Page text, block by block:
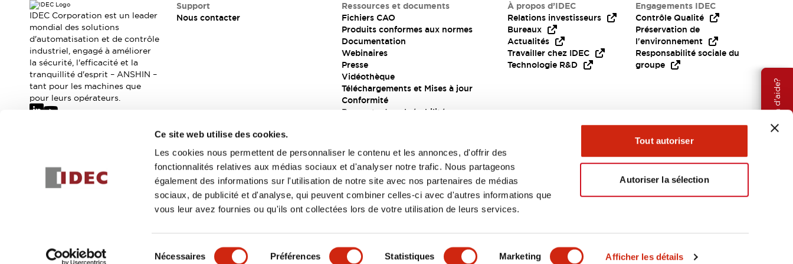
Ce site web utilise des cookies.
Les cookies nous permettent de personnaliser le contenu et les annonces, d'offrir des
fonctionnalités relatives aux médias sociaux et d'analyser notre trafic. Nous partageons
également des informations sur l'utilisation de notre site avec nos partenaires de médias
sociaux, de publicité et d'analyse, qui peuvent combiner celles-ci avec d'autres informations que
vous leur avez fournies ou qu'ils ont collectées lors de votre utilisation de leurs services.
Nécessaires Préférences Statistiques Marketing Afficher les détails
Tout autoriser
Autoriser la sélection
Où acheter
Distributeurs en ligne
Besoin d'aide?
DÉTAILS DU PRODUIT CARACTÉRISTIQUES CLÉS SPÉCIFICATIONS DOCUMENTS ET FICHIERS
IDEC Corporation est un leader
mondial des solutions
d'automatisation et de contrôle
industriel, engagé à améliorer
la sécurité, l'efficacité et la
tranquillité d'esprit – ANSHIN –
tant pour les machines que
pour leurs opérateurs.
Support
Nous contacter
Ressources et documents
Fichiers CAO
Produits conformes aux normes
Documentation
Webinaires
Presse
Vidéothèque
Téléchargements et Mises à jour
Conformité
Rapports de vulnérabilité
À propos d’IDEC
Relations investisseurs
Bureaux
Actualités
Travailler chez IDEC
Technologie R&D
Engagements IDEC
Contrôle Qualité
Préservation de
l'environnement
Responsabilité sociale du
groupe
Inscrivez-vous
Politique de confidentialitéConditions générales EMEA